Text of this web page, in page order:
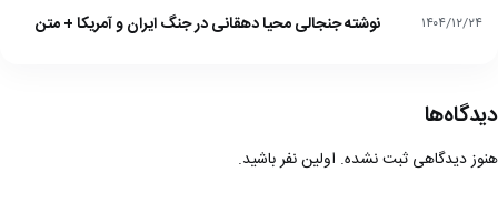
۱۴۰۴/۱۲/۲۴ نوشته جنجالی محیا دهقانی در جنگ ایران و آمریکا + متن
دیدگاه‌ها
هنوز دیدگاهی ثبت نشده. اولین نفر باشید.